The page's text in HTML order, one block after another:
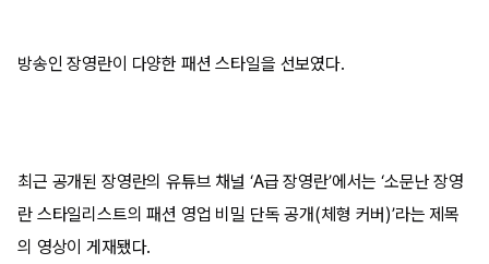
방송인 장영란이 다양한 패션 스타일을 선보였다.
최근 공개된 장영란의 유튜브 채널 ‘A급 장영란’에서는 ‘소문난 장영
란 스타일리스트의 패션 영업 비밀 단독 공개(체형 커버)’라는 제목
의 영상이 게재됐다.